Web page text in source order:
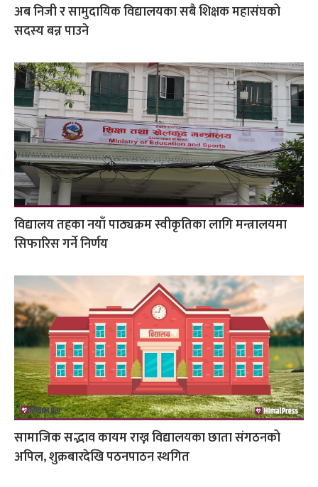
अब निजी र सामुदायिक विद्यालयका सबै शिक्षक महासंघको
सदस्य बन्न पाउने
विद्यालय तहका नयाँ पाठ्यक्रम स्वीकृतिका लागि मन्त्रालयमा
सिफारिस गर्ने निर्णय
सामाजिक सद्भाव कायम राख्न विद्यालयका छाता संगठनको
अपिल, शुक्रबारदेखि पठनपाठन स्थगित